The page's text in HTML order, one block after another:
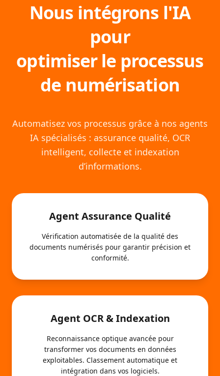
Nous intégrons l'IA
pour
optimiser le processus
de numérisation
Automatisez vos processus grâce à nos agents
IA spécialisés : assurance qualité, OCR
intelligent, collecte et indexation
d’informations.
Agent Assurance Qualité
Vérification automatisée de la qualité des
documents numérisés pour garantir précision et
conformité.
Agent OCR & Indexation
Reconnaissance optique avancée pour
transformer vos documents en données
exploitables. Classement automatique et
intégration dans vos logiciels.